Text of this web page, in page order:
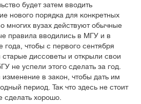
будет затем вводить
нового порядка для конкретных
многих вузах действуют обычные
правила вводились в МГУ и в
чтобы с первого сентября
диссоветы и открыли свои
не успели этого сделать за год.
в закон, чтобы дать им
период. Так что здесь не стоит
сделать хорошо.